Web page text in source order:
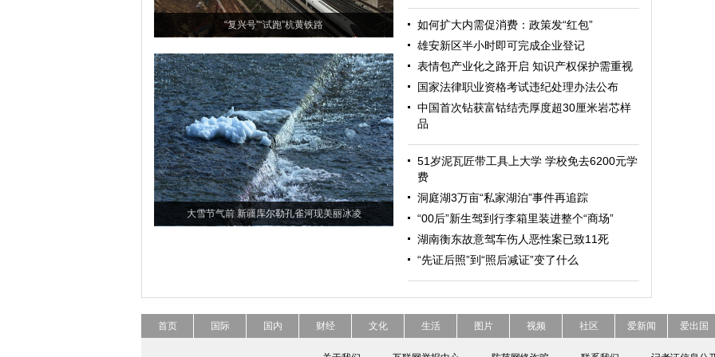
“复兴号”“试跑”杭黄铁路
大雪节气前 新疆库尔勒孔雀河现美丽冰凌
如何扩大内需促消费：政策发“红包”
雄安新区半小时即可完成企业登记
表情包产业化之路开启 知识产权保护需重视
国家法律职业资格考试违纪处理办法公布
中国首次钻获富钴结壳厚度超30厘米岩芯样
品
51岁泥瓦匠带工具上大学 学校免去6200元学
费
洞庭湖3万亩“私家湖泊”事件再追踪
“00后”新生驾到行李箱里装进整个“商场”
湖南衡东故意驾车伤人恶性案已致11死
“先证后照”到“照后减证”变了什么
首页 国际 国内 财经 文化 生活 图片 视频 社区 爱新闻 爱出国